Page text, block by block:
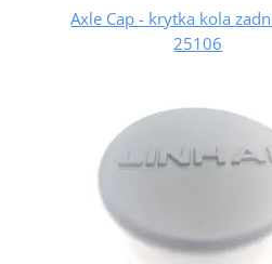
Axle Cap - krytka kola
25106